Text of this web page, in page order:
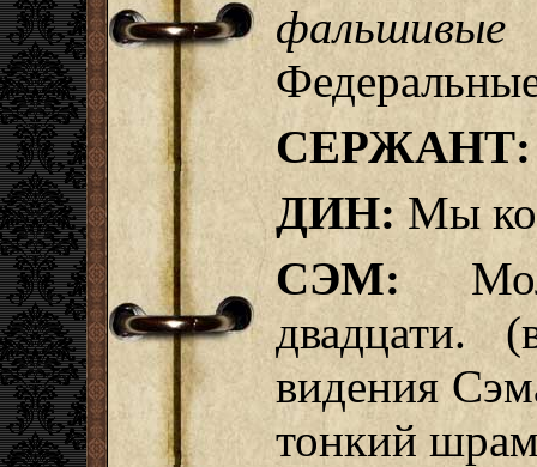
СЕРЖАНТ:
ДИН: Мы
СЭМ:
двадцати.
видения
тонкий